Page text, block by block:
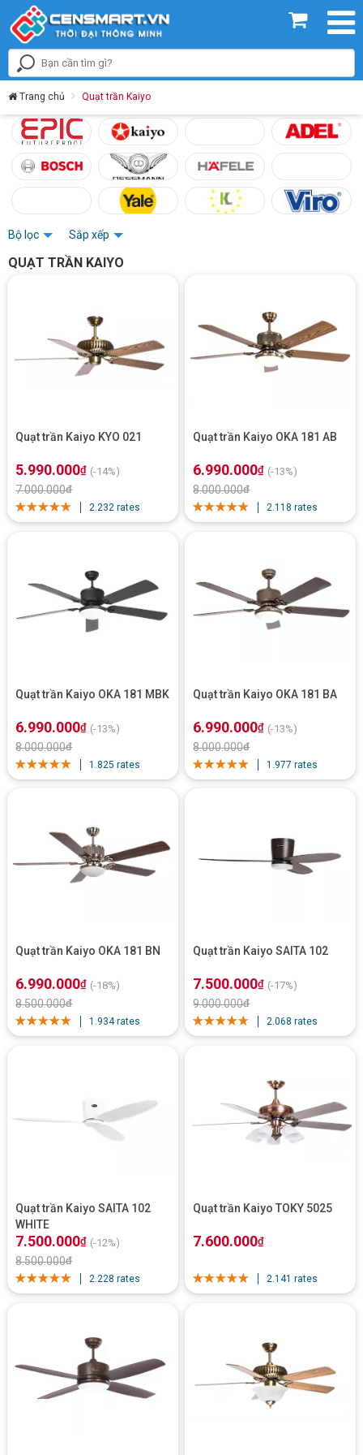
Trang chủ Quạt trần Kaiyo
Bộ lọc Sắp xếp
QUẠT TRẦN KAIYO
Quạt trần Kaiyo KYO 021
5.990.000₫ (-14%)
7.000.000₫
2.232 rates
Quạt trần Kaiyo OKA 181 AB
6.990.000₫ (-13%)
8.000.000₫
2.118 rates
Quạt trần Kaiyo OKA 181 MBK
6.990.000₫ (-13%)
8.000.000₫
1.825 rates
Quạt trần Kaiyo OKA 181 BA
6.990.000₫ (-13%)
8.000.000₫
1.977 rates
Quạt trần Kaiyo OKA 181 BN
6.990.000₫ (-18%)
8.500.000₫
1.934 rates
Quạt trần Kaiyo SAITA 102
7.500.000₫ (-17%)
9.000.000₫
2.068 rates
Quạt trần Kaiyo SAITA 102
WHITE
7.500.000₫ (-12%)
8.500.000₫
2.228 rates
Quạt trần Kaiyo TOKY 5025
7.600.000₫
2.141 rates